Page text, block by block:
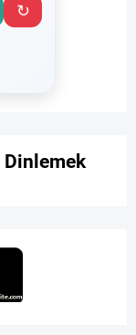
↻
Din emek